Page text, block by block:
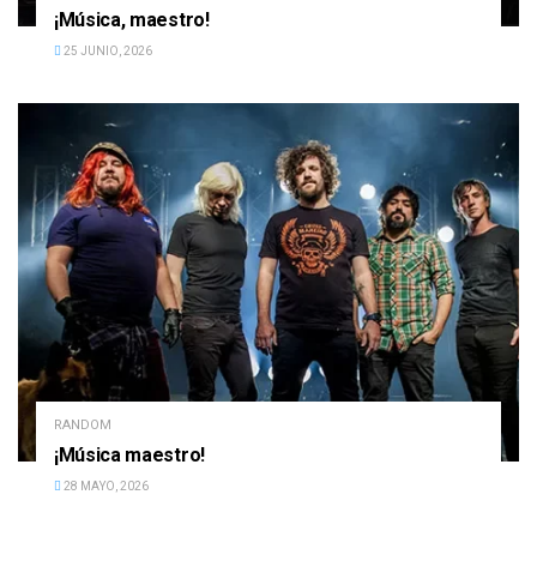
¡Música, maestro!
25 JUNIO, 2026
RANDOM
¡Música maestro!
28 MAYO, 2026